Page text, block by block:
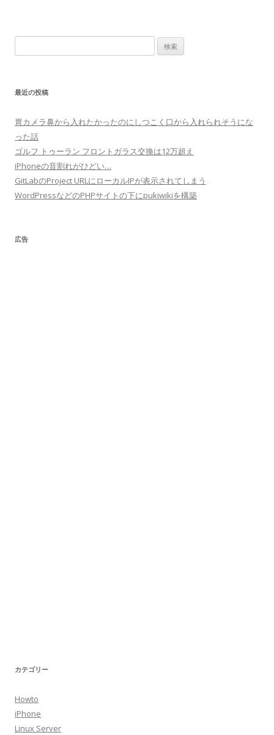
索:
最近の投稿
胃カメラ鼻から入れたかったのにしつこく口から入れられそうにな
った話
ゴルフ トゥーラン フロントガラス交換は12万超え
iPhoneの音割れがひどい…
GitLabのProject URLにローカルIPが表示されてしまう
WordPressなどのPHPサイトの下にpukiwikiを構築
広告
カテゴリー
Howto
iPhone
Linux Server